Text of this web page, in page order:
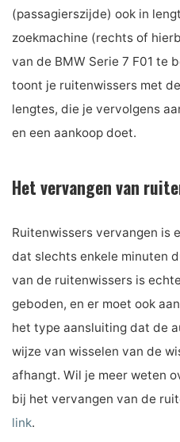
(passagierszijde) ook in
zoekmachine (rechts of
van de BMW Serie 7 F01 te
toont je ruitenwissers met
lengtes, die je vervolgens
en een aankoop doet.
Het vervangen van
Ruitenwissers vervangen is
dat slechts enkele minuten
van de ruitenwissers is
geboden, en er moet ook
het type aansluiting dat de
wijze van wisselen van de
afhangt. Wil je meer weten
bij het vervangen van de
link.